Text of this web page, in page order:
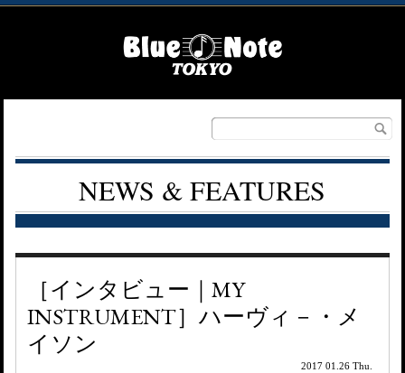
NEWS & FEATURES
［インタビュー｜MY
INSTRUMENT］ハーヴィ－・メ
イソン
2017 01.26 Thu.